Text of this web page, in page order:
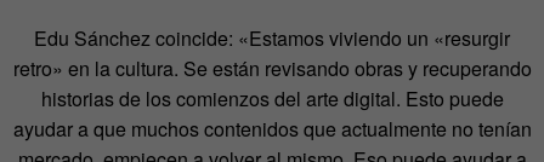
Edu Sánchez coincide: «Estamos viviendo un «resurgir
retro» en la cultura. Se están revisando obras y recuperando
historias de los comienzos del arte digital. Esto puede
ayudar a que muchos contenidos que actualmente no tenían